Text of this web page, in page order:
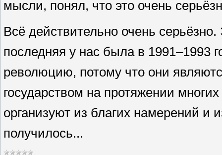
мысли, понял, что это очень
Всё действительно очень
последняя у нас была в 1991–1993
революцию, потому что они
государством на протяжении
организуют из благих намерений
получилось...